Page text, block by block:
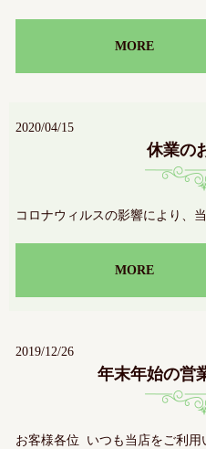
MORE
2020/04/15
休業の
コロナウィルスの影響により、
MORE
2019/12/26
年末年始の営
お客様各位 いつも当店をご利